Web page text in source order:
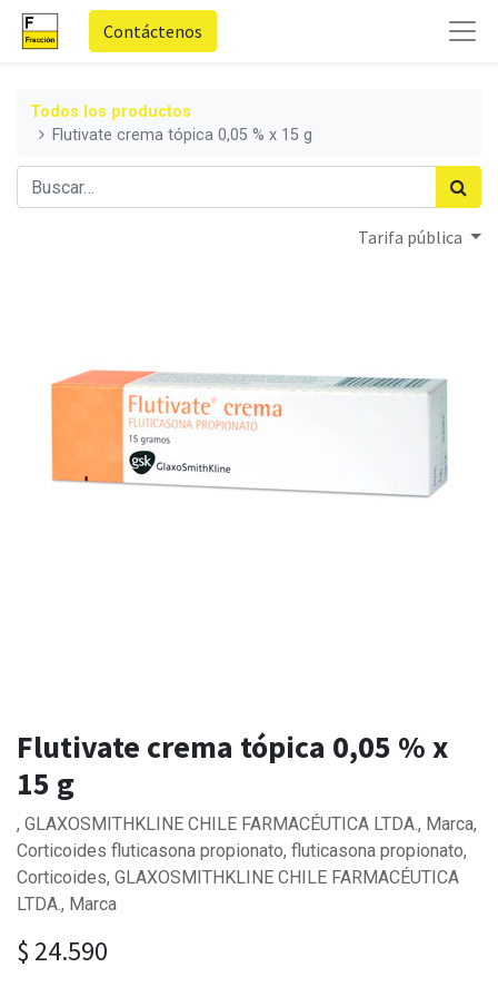
Contáctenos
Todos los productos
Flutivate crema tópica 0,05 % x 15 g
Tarifa pública
Flutivate crema tópica 0,05 % x
15 g
, GLAXOSMITHKLINE CHILE FARMACÉUTICA LTDA., Marca,
Corticoides fluticasona propionato, fluticasona propionato,
Corticoides, GLAXOSMITHKLINE CHILE FARMACÉUTICA
LTDA., Marca
$ 24.590